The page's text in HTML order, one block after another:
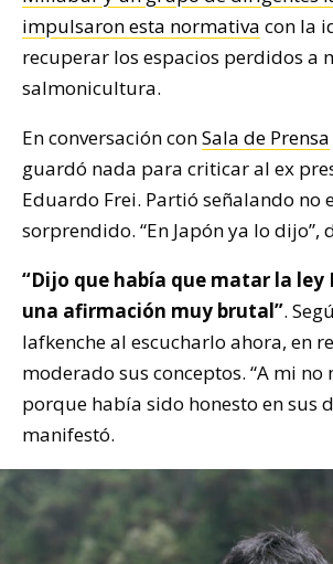
impulsaron esta normativa con la
recuperar los espacios perdidos a
salmonicultura.
En conversación conSala de Prensa
guardó nada para criticar al ex
Eduardo Frei. Partió señalando no
sorprendido. “En Japón ya lo
“Dijo que había que matar la ley
una afirmación muy brutal”.
lafkenche al escucharlo ahora, en
moderado sus conceptos. “A mi no
porque había sido honesto en sus
manifestó.